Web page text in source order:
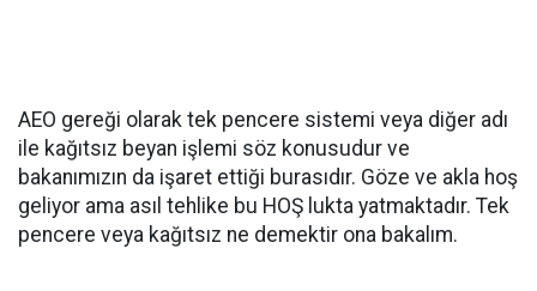
AEO gereği olarak tek pencere sistemi veya diğer adı
ile kağıtsız beyan işlemi söz konusudur ve
bakanımızın da işaret ettiği burasıdır. Göze ve akla hoş
geliyor ama asıl tehlike bu HOŞ lukta yatmaktadır. Tek
pencere veya kağıtsız ne demektir ona bakalım.